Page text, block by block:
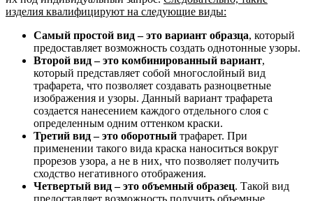
изделия квалифицируют на следующие виды:
Самый простой вид – это вариант образца, который
предоставляет возможность создать однотонные узоры.
Второй вид – это комбинированный вариант,
который представляет собой многослойный вид
трафарета, что позволяет создавать разноцветные
изображения и узоры. Данный вариант трафарета
создается нанесением каждого отдельного слоя с
определенным одним оттенком краски.
Третий вид – это оборотный трафарет. При
применении такого вида краска наноситься вокруг
прорезов узора, а не в них, что позволяет получить
сходство негативного отображения.
Четвертый вид – это объемный образец. Такой вид
предоставляет возможность получить объемные